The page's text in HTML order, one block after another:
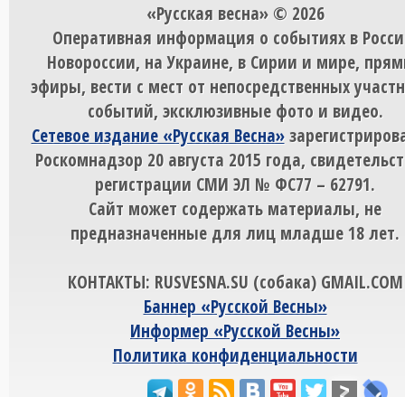
«Русская весна» © 2026
Оперативная информация о событиях в
Новороссии, на Украине, в Сирии и мире,
эфиры, вести с мест от непосредственных
событий, эксклюзивные фото и видео.
Сетевое издание «Русская Весна»
Роскомнадзор 20 августа 2015 года,
регистрации СМИ ЭЛ № ФС77 – 62791.
Сайт может содержать материалы, не
предназначенные для лиц младше 18 лет.
КОНТАКТЫ: RUSVESNA.SU (собака) GMAIL.COM
Баннер «Русской Весны»
Информер «Русской Весны»
Политика конфиденциальности